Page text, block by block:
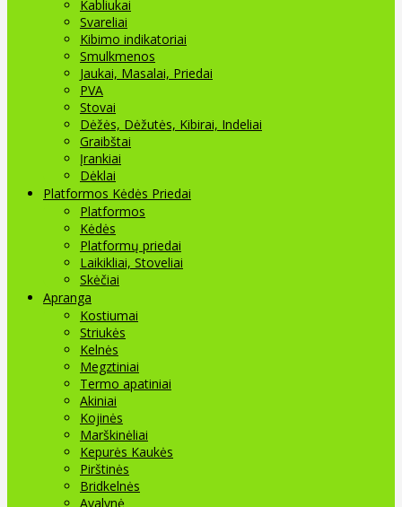
Kabliukai
Svareliai
Kibimo indikatoriai
Smulkmenos
Jaukai, Masalai, Priedai
PVA
Stovai
Dėžės, Dėžutės, Kibirai, Indeliai
Graibštai
Įrankiai
Dėklai
Platformos Kėdės Priedai
Platformos
Kėdės
Platformų priedai
Laikikliai, Stoveliai
Skėčiai
Apranga
Kostiumai
Striukės
Kelnės
Megztiniai
Termo apatiniai
Akiniai
Kojinės
Marškinėliai
Kepurės Kaukės
Pirštinės
Bridkelnės
Avalynė